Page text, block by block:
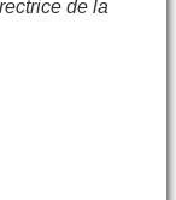
de la